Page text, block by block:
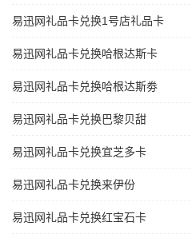
易迅网礼品卡兑换1号店礼品卡
易迅网礼品卡兑换哈根达斯卡
易迅网礼品卡兑换哈根达斯劵
易迅网礼品卡兑换巴黎贝甜
易迅网礼品卡兑换宜芝多卡
易迅网礼品卡兑换来伊份
易迅网礼品卡兑换红宝石卡